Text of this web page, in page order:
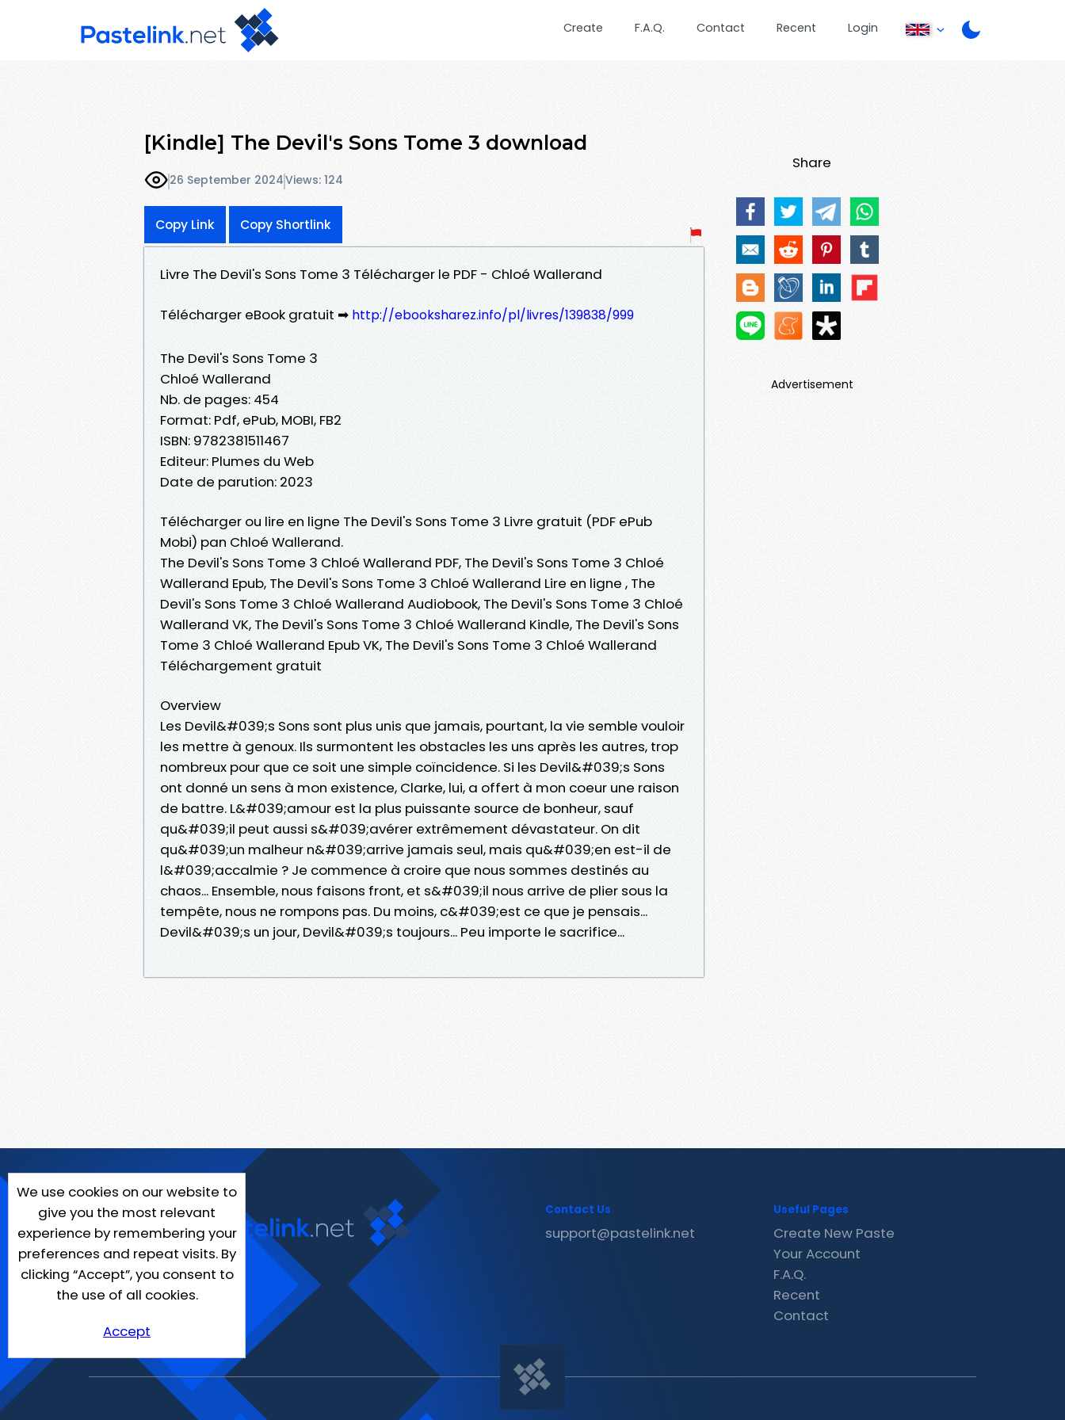
Create F.A.Q. Contact Recent Login
[Kindle] The Devil's Sons Tome 3 download
26 September 2024Views: 124
Copy Link Copy Shortlink
Livre The Devil's Sons Tome 3 Télécharger le PDF - Chloé Wallerand
Télécharger eBook gratuit ➡ http://ebooksharez.info/pl/livres/139838/999
The Devil's Sons Tome 3
Chloé Wallerand
Nb. de pages: 454
Format: Pdf, ePub, MOBI, FB2
ISBN: 9782381511467
Editeur: Plumes du Web
Date de parution: 2023
Télécharger ou lire en ligne The Devil's Sons Tome 3 Livre gratuit (PDF ePub
Mobi) pan Chloé Wallerand.
The Devil's Sons Tome 3 Chloé Wallerand PDF, The Devil's Sons Tome 3 Chloé
Wallerand Epub, The Devil's Sons Tome 3 Chloé Wallerand Lire en ligne , The
Devil's Sons Tome 3 Chloé Wallerand Audiobook, The Devil's Sons Tome 3 Chloé
Wallerand VK, The Devil's Sons Tome 3 Chloé Wallerand Kindle, The Devil's Sons
Tome 3 Chloé Wallerand Epub VK, The Devil's Sons Tome 3 Chloé Wallerand
Téléchargement gratuit
Overview
Les Devil&#039;s Sons sont plus unis que jamais, pourtant, la vie semble vouloir
les mettre à genoux. Ils surmontent les obstacles les uns après les autres, trop
nombreux pour que ce soit une simple coïncidence. Si les Devil&#039;s Sons
ont donné un sens à mon existence, Clarke, lui, a offert à mon coeur une raison
de battre. L&#039;amour est la plus puissante source de bonheur, sauf
qu&#039;il peut aussi s&#039;avérer extrêmement dévastateur. On dit
qu&#039;un malheur n&#039;arrive jamais seul, mais qu&#039;en est-il de
l&#039;accalmie ? Je commence à croire que nous sommes destinés au
chaos... Ensemble, nous faisons front, et s&#039;il nous arrive de plier sous la
tempête, nous ne rompons pas. Du moins, c&#039;est ce que je pensais...
Devil&#039;s un jour, Devil&#039;s toujours... Peu importe le sacrifice...
Share
Advertisement
We use cookies on our website to
give you the most relevant
experience by remembering your
preferences and repeat visits. By
clicking “Accept”, you consent to
the use of all cookies.
Accept
Contact Us
support@pastelink.net
Useful Pages
Create New Paste
Your Account
F.A.Q.
Recent
Contact